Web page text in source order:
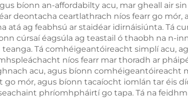
bíonn an-affordabilty acu, mar gheall air
deontacha ceartlathrach níos fearr go
atá ag feabhsú ar staidéar idirnáisiúnta. Tá
cúrsaí éagsúla ag teastail ó thaobh na n-
Tá comhéigeantóireacht simplí acu,
níos fearr mar thoradh ar
acu, agus bíonn
mór, agus bíonn tacaíocht iomlán tar éis
phríomhpháirtí go tapa. Tá na